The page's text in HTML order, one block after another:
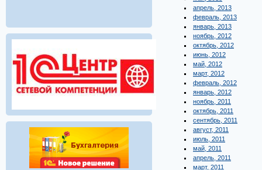
апрель, 2013
февраль, 2013
январь, 2013
ноябрь, 2012
октябрь, 2012
июнь, 2012
май, 2012
март, 2012
февраль, 2012
январь, 2012
ноябрь, 2011
октябрь, 2011
сентябрь, 2011
август, 2011
июль, 2011
май, 2011
апрель, 2011
март, 2011